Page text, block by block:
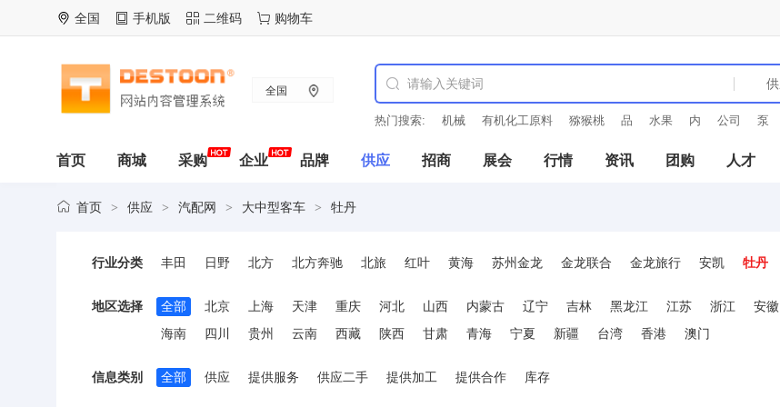
全国 手机版 二维码 购物车
全国
热门搜索: 有机化工原料 猕猴桃 品 水果 内 公司 泵 电子
首页 商城 采购 企业 品牌 供应 招商 展会 行情 资讯 团购 人才
首页 > 供应 > 汽配网 > 大中型客车 > 牡丹
行业分类 丰田 日野 北方 北方奔驰 北旅 红叶 黄海 苏州金龙 金龙联合 金龙旅行 安凯 牡丹
地区选择 全部 北京 上海 天津 重庆 河北 山西 内蒙古 辽宁 吉林 黑龙江 江苏 浙江 安徽
海南
四川 贵州 云南 西藏 陕西 甘肃 青海 宁夏 新疆 台湾 香港 澳门
信息类别 全部 供应 提供服务 供应二手 提供加工 提供合作 库存